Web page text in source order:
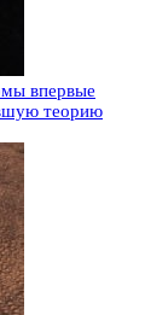
впервые
теорию